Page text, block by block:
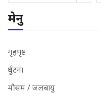
मेनु
गृहपृष्ठ
दुर्घटना
मौसम / जलबायु